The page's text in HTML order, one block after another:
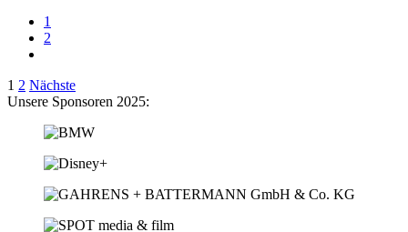
1
2
Seitennummerierung
der
Beiträge
1 2 Nächste
Unsere Sponsoren 2025: